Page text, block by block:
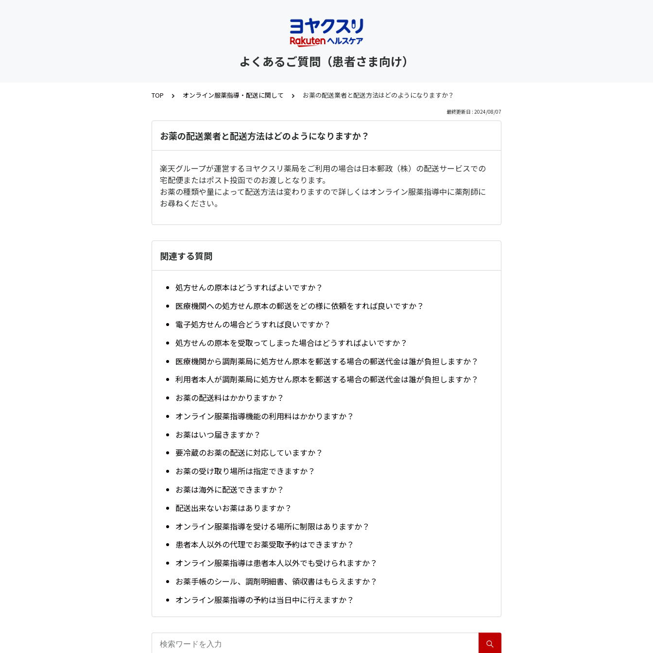
よくあるご質問（患者さま向け）
TOP オンライン服薬指導・配送に関して お薬の配送業者と配送方法はどのようになりますか？
最終更新日 : 2024/08/07
お薬の配送業者と配送方法はどのようになりますか？
楽天グループが運営するヨヤクスリ薬局をご利用の場合は日本郵政（株）の配送サービスでの
宅配便またはポスト投函でのお渡しとなります。
お薬の種類や量によって配送方法は変わりますので詳しくはオンライン服薬指導中に薬剤師に
お尋ねください。
関連する質問
処方せんの原本はどうすればよいですか？
医療機関への処方せん原本の郵送をどの様に依頼をすれば良いですか？
電子処方せんの場合どうすれば良いですか？
処方せんの原本を受取ってしまった場合はどうすればよいですか？
医療機関から調剤薬局に処方せん原本を郵送する場合の郵送代金は誰が負担しますか？
利用者本人が調剤薬局に処方せん原本を郵送する場合の郵送代金は誰が負担しますか？
お薬の配送料はかかりますか？
オンライン服薬指導機能の利用料はかかりますか？
お薬はいつ届きますか？
要冷蔵のお薬の配送に対応していますか？
お薬の受け取り場所は指定できますか？
お薬は海外に配送できますか？
配送出来ないお薬はありますか？
オンライン服薬指導を受ける場所に制限はありますか？
患者本人以外の代理でお薬受取予約はできますか？
オンライン服薬指導は患者本人以外でも受けられますか？
お薬手帳のシール、調剤明細書、領収書はもらえますか？
オンライン服薬指導の予約は当日中に行えますか？